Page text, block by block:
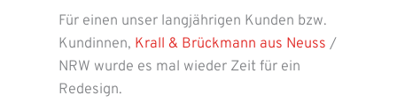
Für einen unser langjährigen Kunden bzw.
Kundinnen, Krall & Brückmann aus Neuss /
NRW wurde es mal wieder Zeit für ein
Redesign.